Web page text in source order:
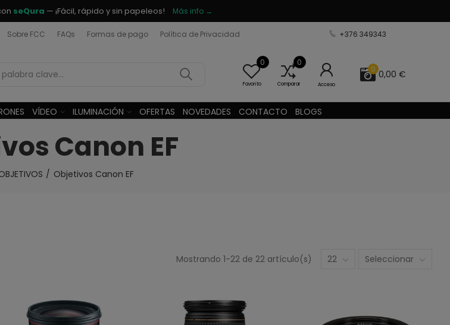
seQura — ¡Fácil, rápido y sin papeleos! Más info →
Sobre FCC FAQs Formas de pago Política de Privacidad +376 349343
0
Favorito
0
Comparar Acceso
0 0,00 €
VÍDEO ILUMINACIÓN OFERTAS NOVEDADES CONTACTO BLOGS
Canon EF
Objetivos Canon EF
Mostrando 1-22 de 22 artículo(s) 22 Seleccionar